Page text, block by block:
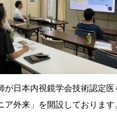
が日本内視鏡学会技術認定医
ア外来」を開設しております